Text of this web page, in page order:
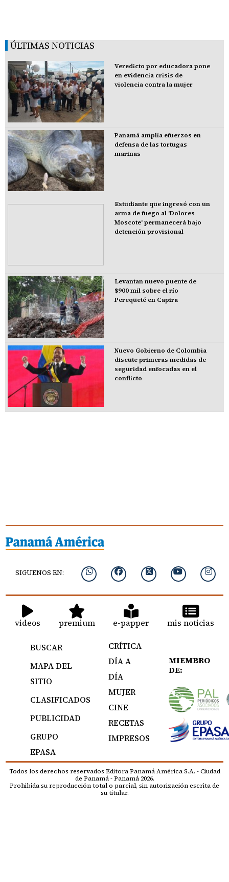
ÚLTIMAS NOTICIAS
Veredicto por educadora pone
en evidencia crisis de
violencia contra la mujer
Panamá amplía efuerzos en
defensa de las tortugas
marinas
Estudiante que ingresó con un
arma de fuego al 'Dolores
Moscote' permanecerá bajo
detención provisional
Levantan nuevo puente de
$900 mil sobre el río
Perequeté en Capira
Nuevo Gobierno de Colombia
discute primeras medidas de
seguridad enfocadas en el
conflicto
SIGUENOS EN:
videos premium e-papper mis noticias
BUSCAR
MAPA DEL
SITIO
CLASIFICADOS
PUBLICIDAD
GRUPO
EPASA
CRÍTICA
DÍA A
DÍA
MUJER
CINE
RECETAS
IMPRESOS
MIEMBRO
DE:
Todos los derechos reservados Editora Panamá América S.A. - Ciudad
de Panamá - Panamá 2026.
Prohibida su reproducción total o parcial, sin autorización escrita de
su titular.